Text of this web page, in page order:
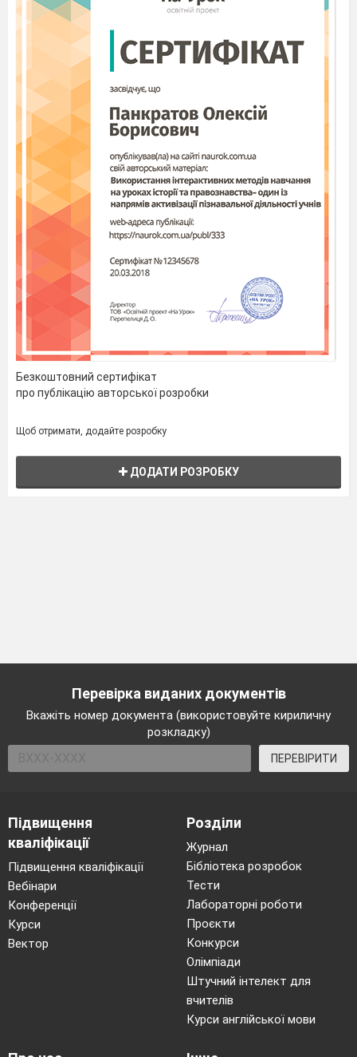
Безкоштовний сертифікат
про публікацію авторської розробки
Щоб отримати, додайте розробку
ДОДАТИ РОЗРОБКУ
Перевірка виданих документів
Вкажіть номер документа (використовуйте кириличну
розкладку)
ПЕРЕВІРИТИ
Підвищення
кваліфікації
Підвищення кваліфікації
Вебінари
Конференції
Курси
Вектор
Розділи
Журнал
Бібліотека розробок
Тести
Лабораторні роботи
Проєкти
Конкурси
Олімпіади
Штучний інтелект для
вчителів
Курси англійської мови